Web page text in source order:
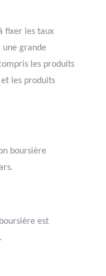
fixer les taux
grande
les produits
les produits
boursière
est